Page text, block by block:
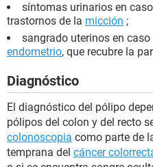
síntomas urinarios en
trastornos de la micción ;
sangrado uterinos en
endometrio, que recubre la
Diagnóstico
El diagnóstico del pólipo
pólipos del colon y del recto
colonoscopia como parte de
temprana del cáncer